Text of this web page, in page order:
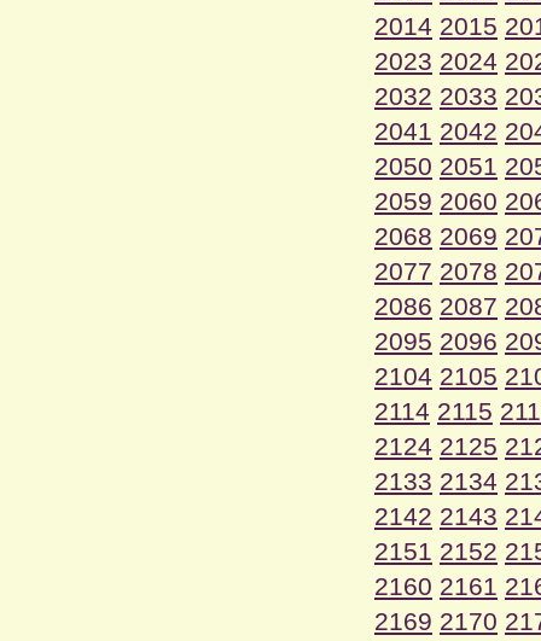
2014 2015
2023 2024
2032 2033
2041 2042
2050 2051
2059 2060
2068 2069
2077 2078
2086 2087
2095 2096
2104 2105
2114 2115
2124 2125
2133 2134
2142 2143
2151 2152
2160 2161
2169 2170